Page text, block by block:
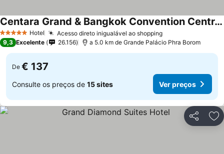
5 Estrelas Hotel Acesso direto inigualável ao shopping
Centara Grand & Bangkok Convention Centre at CentralWorld
9,3 Excelente 26.156 a 5.0 km de Grande Palácio Phra Borom
De € 137
Consulte os preços de 15 sites Ver preços
Partilhar